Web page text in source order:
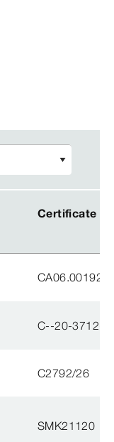
Certificate
Certificate
CA06.00192
C--20-3712-
C2792/26
SMK21120